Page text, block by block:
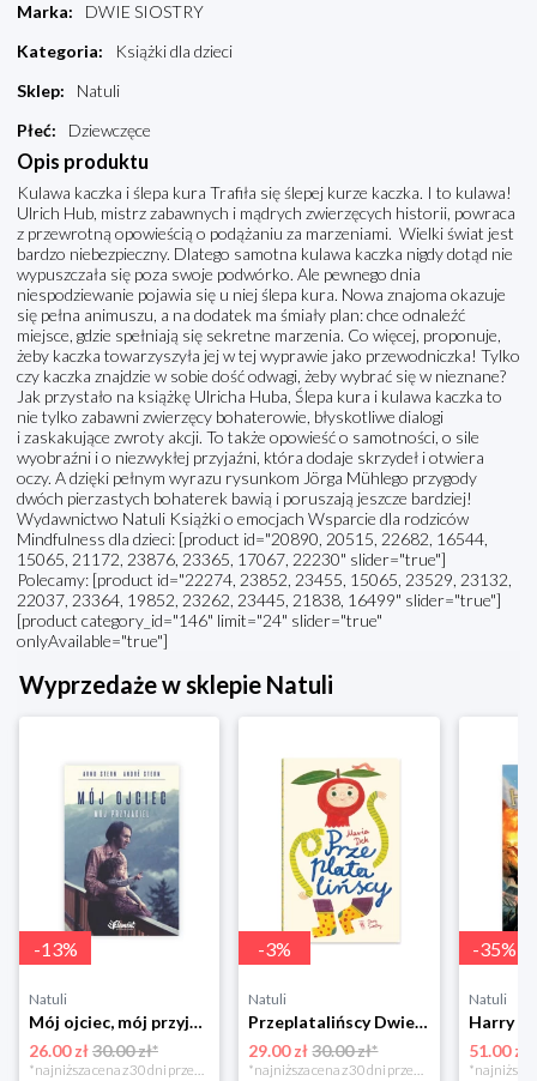
Marka:
DWIE SIOSTRY
Kategoria:
Książki dla dzieci
Sklep:
Natuli
Płeć: Dziewczęce
Opis produktu
Kulawa kaczka i ślepa kura Trafiła się ślepej kurze kaczka. I to kulawa!
Ulrich Hub, mistrz zabawnych i mądrych zwierzęcych historii, powraca
z przewrotną opowieścią o podążaniu za marzeniami. Wielki świat jest
bardzo niebezpieczny. Dlatego samotna kulawa kaczka nigdy dotąd nie
wypuszczała się poza swoje podwórko. Ale pewnego dnia
niespodziewanie pojawia się u niej ślepa kura. Nowa znajoma okazuje
się pełna animuszu, a na dodatek ma śmiały plan: chce odnaleźć
miejsce, gdzie spełniają się sekretne marzenia. Co więcej, proponuje,
żeby kaczka towarzyszyła jej w tej wyprawie jako przewodniczka! Tylko
czy kaczka znajdzie w sobie dość odwagi, żeby wybrać się w nieznane?
Jak przystało na książkę Ulricha Huba, Ślepa kura i kulawa kaczka to
nie tylko zabawni zwierzęcy bohaterowie, błyskotliwe dialogi
i zaskakujące zwroty akcji. To także opowieść o samotności, o sile
wyobraźni i o niezwykłej przyjaźni, która dodaje skrzydeł i otwiera
oczy. A dzięki pełnym wyrazu rysunkom Jörga Mühlego przygody
dwóch pierzastych bohaterek bawią i poruszają jeszcze bardziej!
Wydawnictwo Natuli Książki o emocjach Wsparcie dla rodziców
Mindfulness dla dzieci: [product id="20890, 20515, 22682, 16544,
15065, 21172, 23876, 23365, 17067, 22230" slider="true"]
Polecamy: [product id="22274, 23852, 23455, 15065, 23529, 23132,
22037, 23364, 19852, 23262, 23445, 21838, 16499" slider="true"]
[product category_id="146" limit="24" slider="true"
onlyAvailable="true"]
Wyprzedaże w sklepie Natuli
-13%
Natuli
Mój ojciec, mój przyjaciel Element
26.00 zł30.00 zł*
*najniższa cena z 30 dni przed obniżką
-3%
Natuli
Przeplatalińscy Dwie siostry
29.00 zł 30.00 zł*
*najniższa cena z 30 dni przed obniżką
-35%
Natuli
51.00 zł